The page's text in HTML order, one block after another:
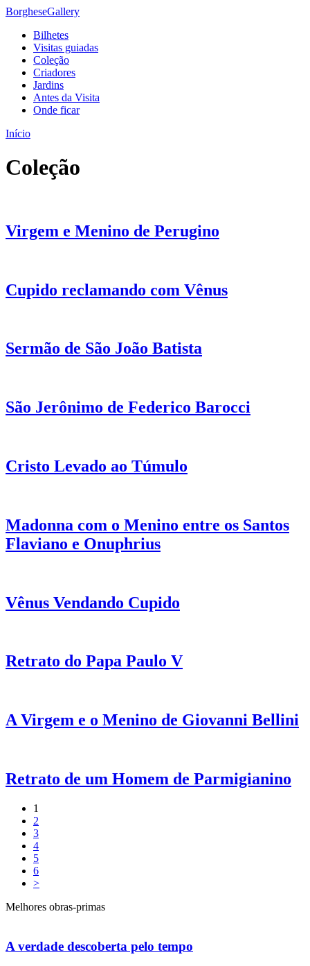
BorgheseGallery
Bilhetes
Visitas guiadas
Coleção
Criadores
Jardins
Antes da Visita
Onde ficar
Início
Coleção
Virgem e Menino de Perugino
Cupido reclamando com Vênus
Sermão de São João Batista
São Jerônimo de Federico Barocci
Cristo Levado ao Túmulo
Madonna com o Menino entre os Santos
Flaviano e Onuphrius
Vênus Vendando Cupido
Retrato do Papa Paulo V
A Virgem e o Menino de Giovanni Bellini
Retrato de um Homem de Parmigianino
1
2
3
4
5
6
>
Melhores obras-primas
A verdade descoberta pelo tempo